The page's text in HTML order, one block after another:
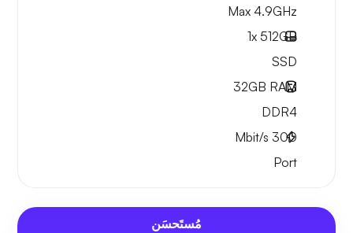
Max 4.9GHz
1x 512GB
SSD
32GB RAM
DDR4
300
Port
مُستَحسَن